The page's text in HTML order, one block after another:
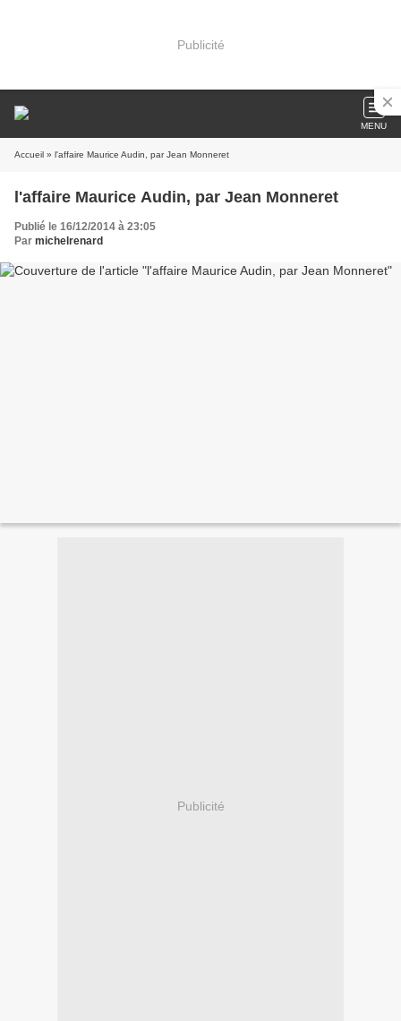
Publicité
MENU
Accueil » l'affaire Maurice Audin, par Jean Monneret
l'affaire Maurice Audin, par Jean Monneret
Publié le 16/12/2014 à 23:05
Par michelrenard
Publicité